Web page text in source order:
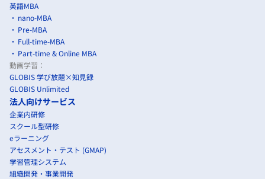
英語MBA
nano-MBA
Pre-MBA
Full-time-MBA
Part-time & Online MBA
動画学習：
GLOBIS 学び放題×知見録
GLOBIS Unlimited
法人向けサービス
企業内研修
スクール型研修
eラーニング
アセスメント・テスト (GMAP)
学習管理システム
組織開発・事業開発